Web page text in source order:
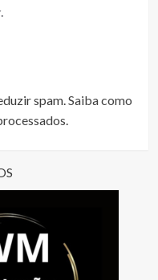
spam.Saiba como
.